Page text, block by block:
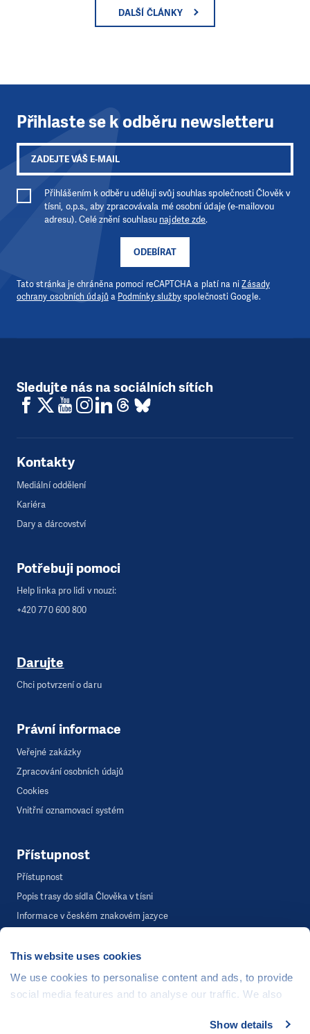
This website uses cookies
We use cookies to personalise content and ads, to provide
social media features and to analyse our traffic. We also
media, advertising and analytics partners who may
Show details
DALŠÍ ČLÁNKY
Přihlaste se k odběru newsletteru
ODEBÍRAT
Přihlášením k odběru uděluji svůj souhlas společnosti Člověk v
tísni, o.p.s., aby zpracovávala mé osobní údaje (e-mailovou
adresu). Celé znění souhlasu najdete zde.
Tato stránka je chráněna pomocí reCAPTCHA a platí na niZásady
ochrany osobních údajů a Podmínky službyspolečnosti Google.
Sledujte nás na sociálních sítích
Kontakty
Mediální oddělení
Kariéra
Dary a dárcovství
Potřebuji pomoci
Help linka pro lidi v nouzi:
+420 770 600 800
Darujte
Chci potvrzení o daru
Právní informace
Veřejné zakázky
Zpracování osobních údajů
Cookies
Vnitřní oznamovací systém
Přístupnost
Přístupnost
Popis trasy do sídla Člověka v tísni
Informace v českém znakovém jazyce
Webová stránka běží na bezplatně poskytnutém server hostingu od
CZECHIA.COM . Děkujeme.